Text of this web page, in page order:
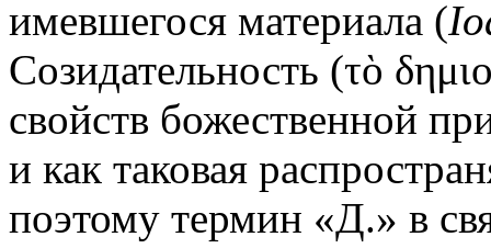
имевшегося материала (
Созидательность (τὸ
свойств божественной
и как таковая
поэтому термин «Д.» в